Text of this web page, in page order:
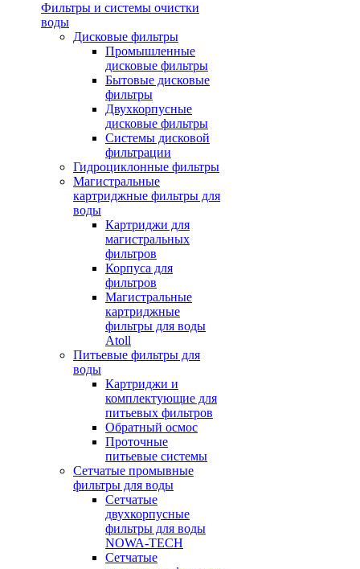
Фильтры и системы очистки
воды
Дисковые фильтры
Промышленные
дисковые фильтры
Бытовые дисковые
фильтры
Двухкорпусные
дисковые фильтры
Системы дисковой
фильтрации
Гидроциклонные фильтры
Магистральные
картриджные фильтры для
воды
Картриджи для
магистральных
фильтров
Корпуса для
фильтров
Магистральные
картриджные
фильтры для воды
Atoll
Питьевые фильтры для
воды
Картриджи и
комплектующие для
питьевых фильтров
Обратный осмос
Проточные
питьевые системы
Сетчатые промывные
фильтры для воды
Сетчатые
двухкорпусные
фильтры для воды
NOWA-TECH
Сетчатые